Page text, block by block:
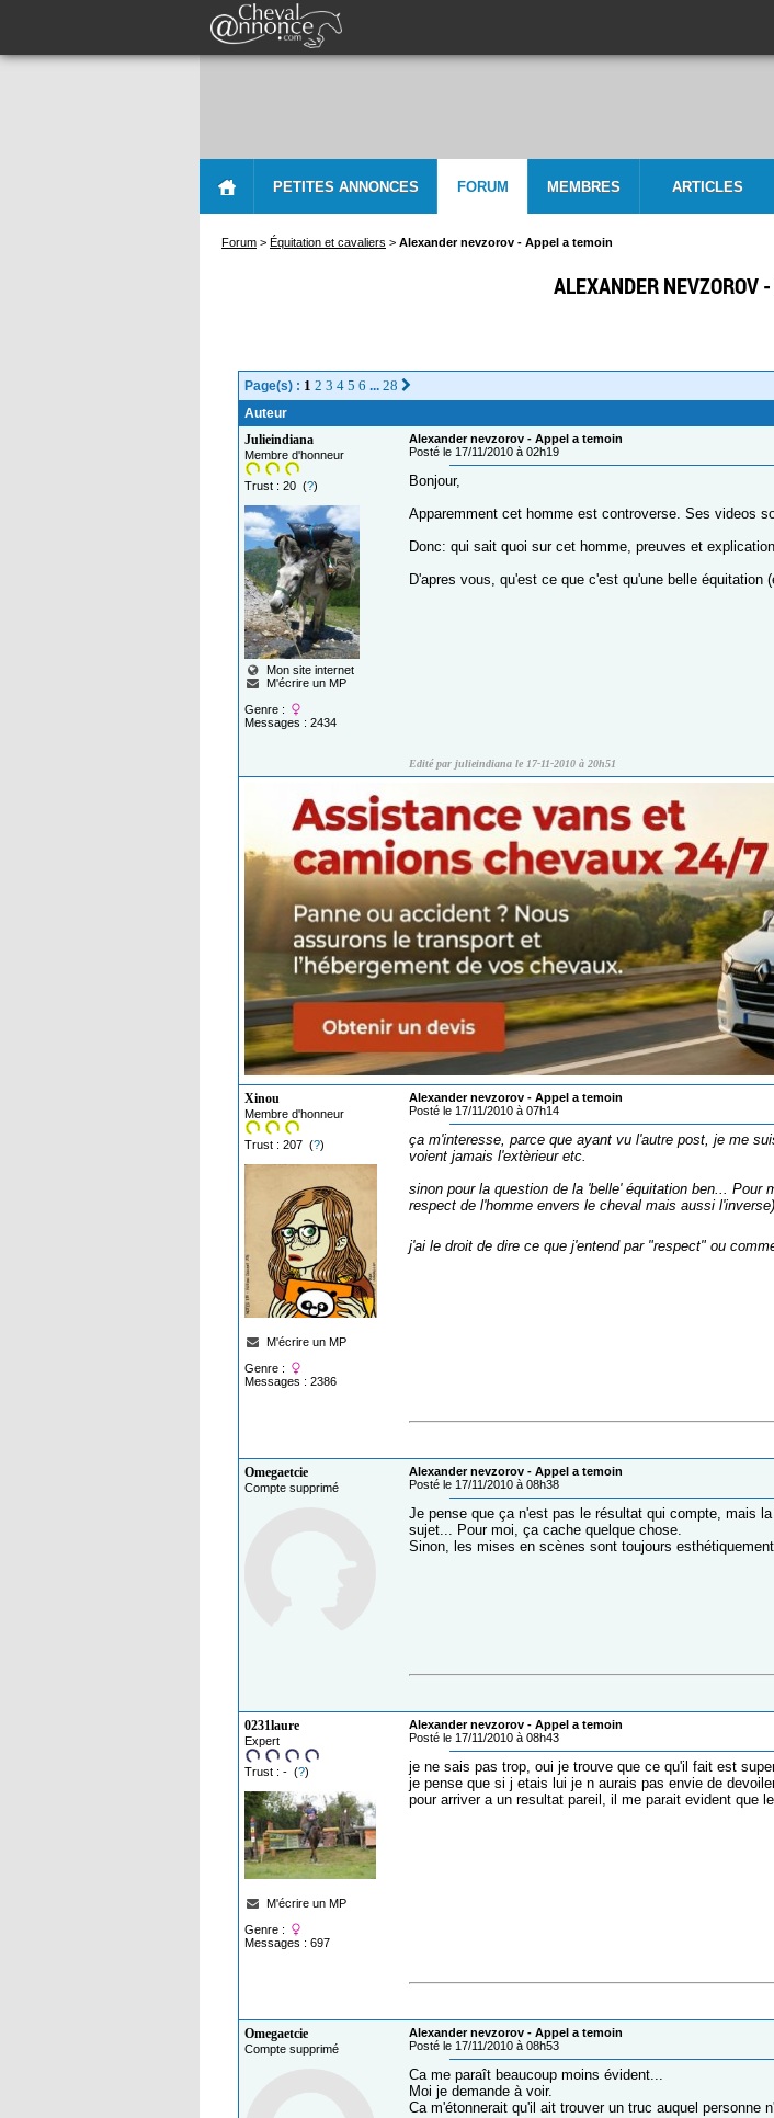
PETITES ANNONCES FORUM MEMBRES ARTICLES
Forum > Équitation et cavaliers > Alexander nevzorov - Appel a temoin
ALEXANDER NEVZOROV
Page(s) : 1 2 3 4 5 6 ... 28
Auteur
Julieindiana
Membre d'honneur
Trust : 20 (?)
Mon site internet
M'écrire un MP
Genre :
Messages : 2434
Alexander nevzorov - Appel a temoin
Posté le 17/11/2010 à 02h19
Bonjour,
Apparemment cet homme est controverse. Ses videos
Donc: qui sait quoi sur cet homme, preuves et
D'apres vous, qu'est ce que c'est qu'une belle
Edité par julieindiana le 17-11-2010 à 20h51
Xinou
Membre d'honneur
Trust : 207 (?)
M'écrire un MP
Genre :
Messages : 2386
Alexander nevzorov - Appel a temoin
Posté le 17/11/2010 à 07h14
ça m'interesse, parce que ayant vu l'autre post, je me
voient jamais l'extèrieur etc.
sinon pour la question de la 'belle' équitation ben...
respect de l'homme envers le cheval mais aussi
j'ai le droit de dire ce que j'entend par "respect" ou
Omegaetcie
Compte supprimé
Alexander nevzorov - Appel a temoin
Posté le 17/11/2010 à 08h38
Je pense que ça n'est pas le résultat qui compte, mais
sujet... Pour moi, ça cache quelque chose.
Sinon, les mises en scènes sont toujours
0231laure
Expert
Trust : - (?)
M'écrire un MP
Genre :
Messages : 697
Alexander nevzorov - Appel a temoin
Posté le 17/11/2010 à 08h43
je ne sais pas trop, oui je trouve que ce qu'il fait est
je pense que si j etais lui je n aurais pas envie de
pour arriver a un resultat pareil, il me parait evident que
Omegaetcie
Compte supprimé
Alexander nevzorov - Appel a temoin
Posté le 17/11/2010 à 08h53
Ca me paraît beaucoup moins évident...
Moi je demande à voir.
Ca m'étonnerait qu'il ait trouver un truc auquel personne